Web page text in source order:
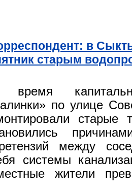
в
старым
время
по улице
старые
между
системы
жители